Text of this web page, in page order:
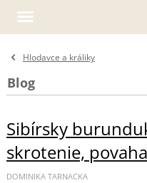
Hlodavce a králiky
Blog
Sibírsky
skrotenie, povaha
DOMINIKA TARNACKA